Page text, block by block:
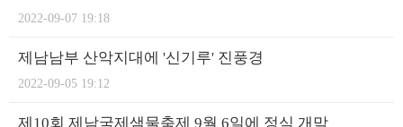
2022-09-07 19:18
제남남부 산악지대에 '신기루' 진풍경
2022-09-05 19:12
제10회 제남국제샘물축제 9월 6일에 정식 개막